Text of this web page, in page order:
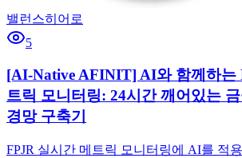
밸런스히어로
5
[AI-Native AFINIT] AI와 함께하는
트릭 모니터링: 24시간 깨어있는
경망 구축기
FPJR 실시간 메트릭 모니터링에 AI를 적